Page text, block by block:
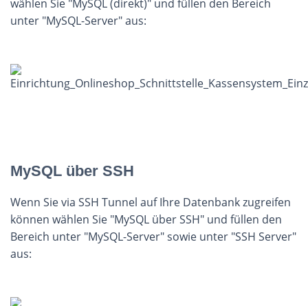
wählen Sie "MySQL (direkt)" und füllen den Bereich
unter "MySQL-Server" aus:
MySQL über SSH
Wenn Sie via SSH Tunnel auf Ihre Datenbank zugreifen
können wählen Sie "MySQL über SSH" und füllen den
Bereich unter "MySQL-Server" sowie unter "SSH Server"
aus: